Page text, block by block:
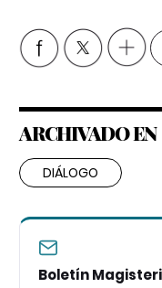
ARCHIVADO EN
DIÁLOGO
Boletín